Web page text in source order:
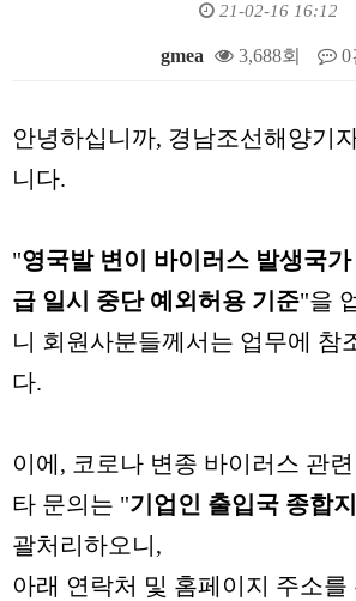
21-02-16 16:12
gmea 3,688회 0
안녕하십니까, 경남조선해양기
니다.
"영국발 변이 바이러스 발생국
급 일시 중단 예외허용 기준"을
니 회원사분들께서는 업무에 참
다.
이에, 코로나 변종 바이러스 관련
타 문의는 "기업인 출입국 종합
괄처리하오니,
아래 연락처 및 홈페이지 주소를